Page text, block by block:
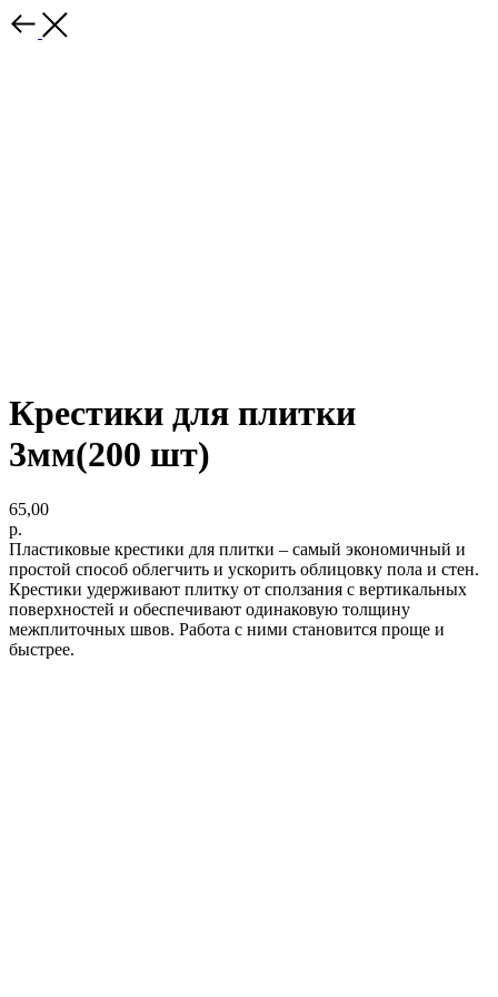
Крестики для плитки
3мм(200 шт)
65,00
р.
Пластиковые крестики для плитки – самый экономичный и
простой способ облегчить и ускорить облицовку пола и стен.
Крестики удерживают плитку от сползания с вертикальных
поверхностей и обеспечивают одинаковую толщину
межплиточных швов. Работа с ними становится проще и
быстрее.